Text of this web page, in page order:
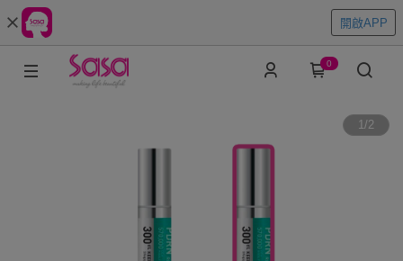
開啟APP
0
1/2